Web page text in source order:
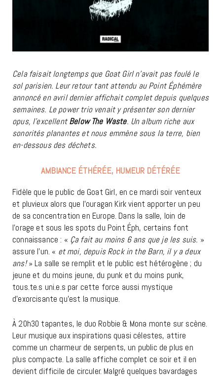
Cela faisait longtemps que Goat Girl n’avait pas foulé le
sol parisien. Leur retour tant attendu au Point Éphémère
annoncé en avril dernier affichait complet depuis quelques
semaines. Le power trio venait y présenter son dernier
opus, l’excellent Below The Waste. Un album riche aux
sonorités planantes et nous emmène sous la terre, bien
en-dessous des déchets.
AMBIANCE ÉTHÉRÉE, HUMEUR DÉTÉRÉE
Fidèle que le public de Goat Girl, en ce mardi soir venteux
et pluvieux alors que l’ouragan Kirk vient apporter un peu
de sa concentration en Europe. Dans la salle, loin de
l’orage et sous les spots du Point Éph, certains font
connaissance : « Ça fait au moins 6 ans que je les suis. »
assure l’un. « et moi, depuis Rock in the Barn, il y a deux
ans!» La salle se remplit et le public est hétérogène ; du
jeune et du moins jeune, du punk et du moins punk,
tous.te.s uni.e.s par cette force aussi mystique
d’exorcisante qu’est la musique.
À 20h30 tapantes, le duo Robbie & Mona monte sur scène.
Leur musique aux inspirations quasi célestes, attire
comme un charmeur de serpents, un public de plus en
plus compacte. La salle affiche complet ce soir et il en
devient difficile de circuler. Malgré quelques bavardages